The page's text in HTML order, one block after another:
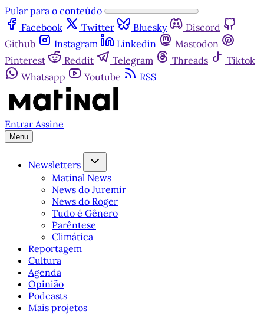
Pular para o conteúdo
Facebook
Twitter Bluesky
Discord
Github
Instagram Linkedin
Mastodon
Pinterest
Reddit Telegram Threads
Tiktok
Whatsapp
Youtube RSS
Entrar Assine
Menu
Newsletters
Matinal News
News do Juremir
News do Roger
Tudo é Gênero
Parêntese
Climática
Reportagem
Cultura
Agenda
Opinião
Podcasts
Mais projetos